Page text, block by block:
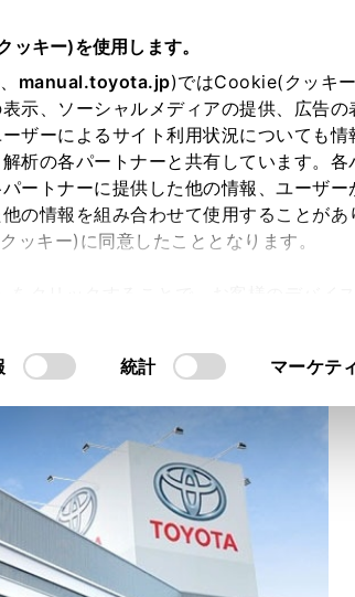
キー)を使用します。
、 manual.toyota.jp)ではCookie(クッキ
示、ソーシャルメディアの提供、広告の
ザーによるサイト利用状況についても
析の各パートナーと共有しています。
ートナーに提供した他の情報、ユーザ
の情報を組み合わせて使用することが
ッキー)に同意したこととなります。
統計 マーケテ